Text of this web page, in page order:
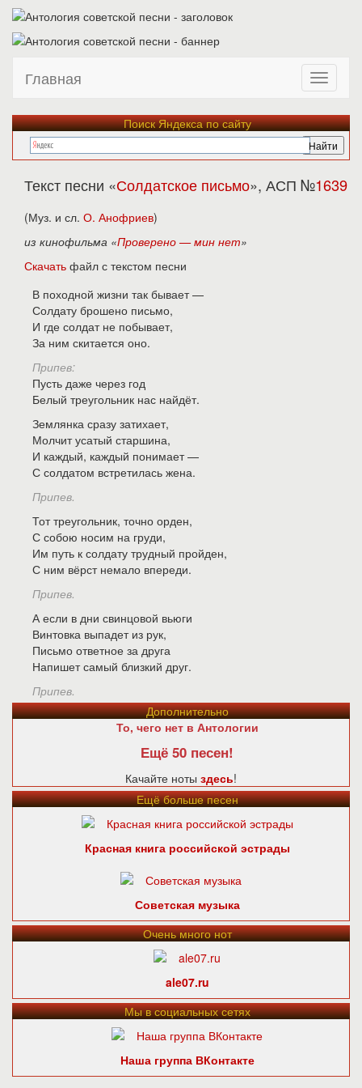
Главная
Поиск Яндекса по сайту
Текст песни «Солдатское письмо», АСП №1639
(Муз. и сл. О. Анофриев)
из кинофильма «Проверено — мин нет»
Скачать файл с текстом песни
В походной жизни так бывает —
Солдату брошено письмо,
И где солдат не побывает,
За ним скитается оно.
Припев:
Пусть даже через год
Белый треугольник нас найдёт.
Землянка сразу затихает,
Молчит усатый старшина,
И каждый, каждый понимает —
С солдатом встретилась жена.
Припев.
Тот треугольник, точно орден,
С собою носим на груди,
Им путь к солдату трудный пройден,
С ним вёрст немало впереди.
Припев.
А если в дни свинцовой вьюги
Винтовка выпадет из рук,
Письмо ответное за друга
Напишет самый близкий друг.
Припев.
Дополнительно
То, чего нет в Антологии
Ещё 50 песен!
Качайте ноты здесь!
Ещё больше песен
Красная книга российской эстрады
Советская музыка
Очень много нот
ale07.ru
Мы в социальных сетях
Наша группа ВКонтакте